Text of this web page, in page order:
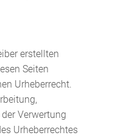
erstellten
Seiten
Urheberrecht.
Verwertung
Urheberrechtes